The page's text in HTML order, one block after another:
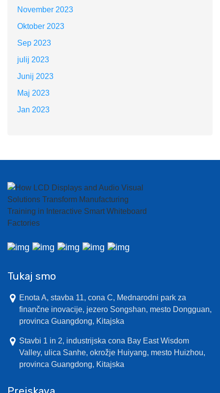
November 2023
Oktober 2023
Sep 2023
julij 2023
Junij 2023
Maj 2023
Jan 2023
Tukaj smo
Enota A, stavba 11, cona C, Mednarodni park za
finančne inovacije, jezero Songshan, mesto Dongguan,
provinca Guangdong, Kitajska
Stavbi 1 in 2, industrijska cona Bay East Wisdom
Valley, ulica Sanhe, okrožje Huiyang, mesto Huizhou,
provinca Guangdong, Kitajska